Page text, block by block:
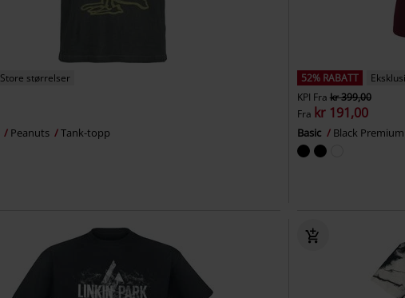
Store størrelser
Peanuts Tank-topp
52% RABATT
KPI Fra kr 399,00
Fra kr 191,00
Basic Black